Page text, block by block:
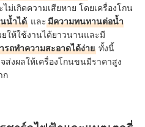
ม่เกิดความเสียหาย โดยเครื่องโกน
น้ำได้ และมีความทนทานต่อน้ำ
ให้ใช้งานได้ยาวนานและมี
รถทำความสะอาดได้ง่าย ทั้งนี้
ส่งผลให้เครื่องโกนขนมีราคาสูง
ก